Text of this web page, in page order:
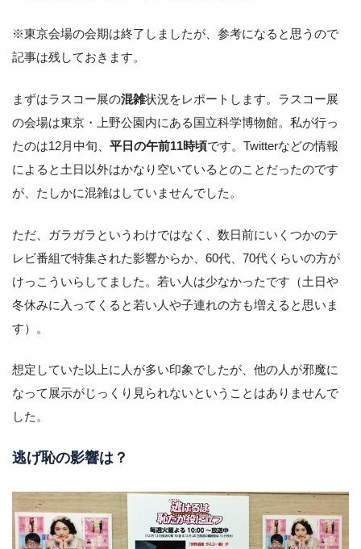
※東京会場の会期は終了しましたが、参考になると思うので
記事は残しておきます。
まずはラスコー展の混雑状況をレポートします。ラスコー展
の会場は東京・上野公園内にある国立科学博物館。私が行っ
たのは12月中旬、 平日の午前11時頃です。Twitterなどの情報
によると土日以外はかなり空いているとのことだったのです
が、たしかに混雑はしていませんでした。
ただ、ガラガラというわけではなく、数日前にいくつかのテ
レビ番組で特集された影響からか、60代、70代くらいの方が
けっこういらしてました。若い人は少なかったです（土日や
冬休みに入ってくると若い人や子連れの方も増えると思いま
す）。
想定していた以上に人が多い印象でしたが、他の人が邪魔に
なって展示がじっくり見られないということはありませんで
した。
逃げ恥の影響は？